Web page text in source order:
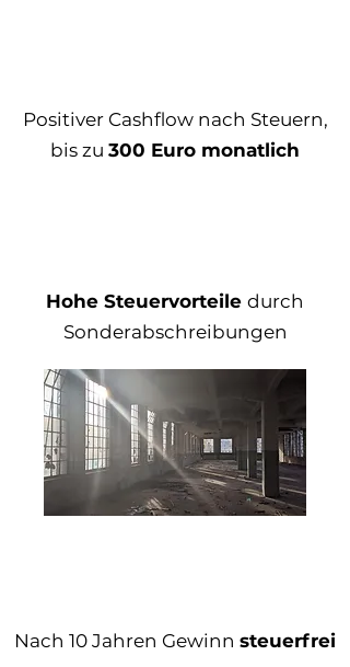
Positiver Cashflow nach Steuern,
bis zu 300 Euro monatlich
Hohe Steuervorteile durch
Sonderabschreibungen
Nach 10 Jahren Gewinn steuerfrei